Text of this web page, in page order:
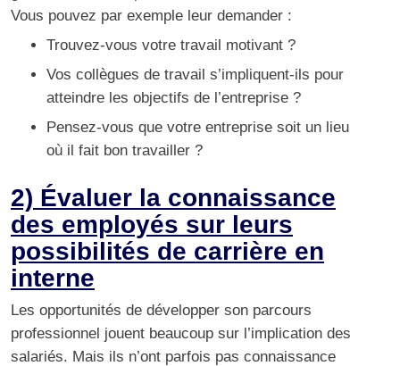
Vous pouvez par exemple leur demander :
Trouvez-vous votre travail motivant ?
Vos collègues de travail s’impliquent-ils pour
atteindre les objectifs de l’entreprise ?
Pensez-vous que votre entreprise soit un lieu
où il fait bon travailler ?
2) Évaluer la connaissance
des employés sur leurs
possibilités de carrière en
interne
Les opportunités de développer son parcours
professionnel jouent beaucoup sur l’implication des
salariés. Mais ils n’ont parfois pas connaissance